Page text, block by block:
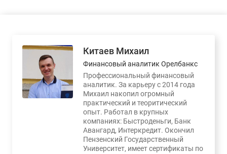
Китаев Михаил
Финансовый аналитик Орелбанкс
Профессиональный финансовый
аналитик. За карьеру с 2014 года
Михаил накопил огромный
практический и теоритический
опыт. Работал в крупных
компаниях: Быстроденьги, Банк
Авангард, Интеркредит. Окончил
Пензенский Государственный
Университет, имеет сертификаты по